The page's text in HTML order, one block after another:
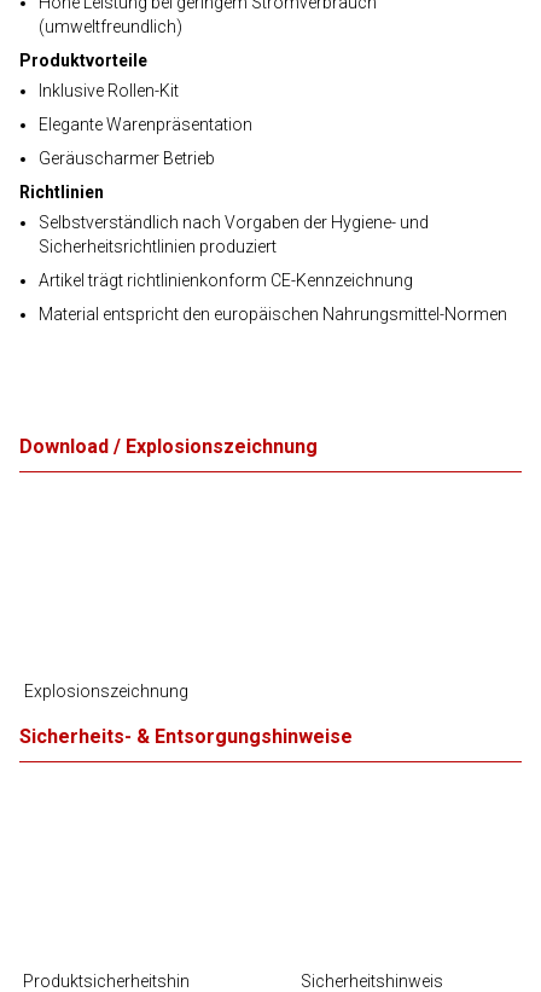
(umweltfreundlich)
Produktvorteile
Inklusive Rollen-Kit
Elegante Warenpräsentation
Geräuscharmer Betrieb
Richtlinien
Selbstverständlich nach Vorgaben der Hygiene- und
Sicherheitsrichtlinien produziert
Artikel trägt richtlinienkonform CE-Kennzeichnung
Material entspricht den europäischen Nahrungsmittel-Normen
Download / Explosionszeichnung
Explosionszeichnung
Sicherheits- & Entsorgungshinweise
Produktsicherheitshin
Sicherheitshinweis